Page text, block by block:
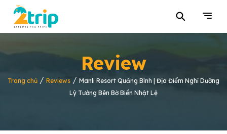
⚲
Review
Trang chủ / Reviews / Manli Resort Quảng Bình | Địa Điểm Nghỉ Dưỡng
Lý Tưởng Bên Bờ Biển Nhật Lệ